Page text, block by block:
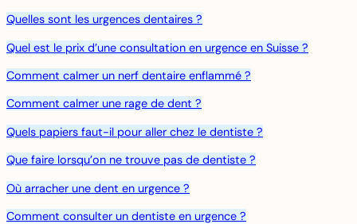
Quelles sont les urgences dentaires ?
Quel est le prix d’une consultation en urgence en Suisse ?
Comment calmer un nerf dentaire enflammé ?
Comment calmer une rage de dent ?
Quels papiers faut-il pour aller chez le dentiste ?
Que faire lorsqu’on ne trouve pas de dentiste ?
Où arracher une dent en urgence ?
Comment consulter un dentiste en urgence ?